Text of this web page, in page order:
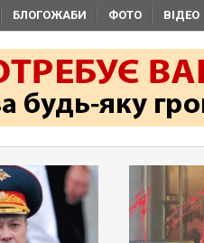
БЛОГОЖАБИ ФОТО ВІДЕО